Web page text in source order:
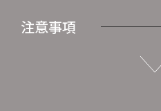
注意事項